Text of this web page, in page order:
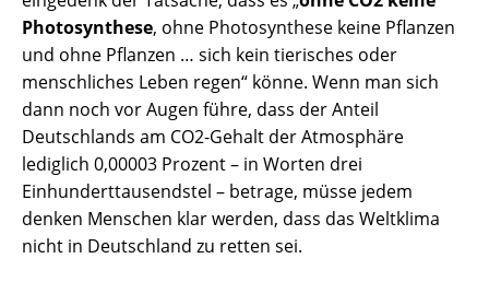
Photosynthese, ohne Photosynthese keine Pflanzen
und ohne Pflanzen … sich kein tierisches oder
menschliches Leben regen“ könne. Wenn man sich
dann noch vor Augen führe, dass der Anteil
Deutschlands am CO2-Gehalt der Atmosphäre
lediglich 0,00003 Prozent – in Worten drei
Einhunderttausendstel – betrage, müsse jedem
denken Menschen klar werden, dass das Weltklima
nicht in Deutschland zu retten sei.